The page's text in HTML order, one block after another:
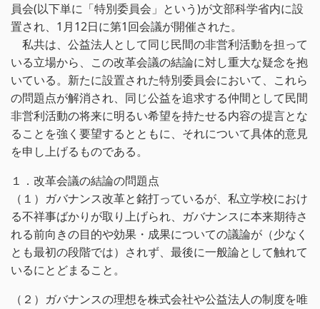
員会(以下単に「特別委員会」という)が文部科学省内に設
置され、1月12日に第1回会議が開催された。
私共は、公益法人として同じ民間の非営利活動を担って
いる立場から、この改革会議の結論に対し重大な疑念を抱
いている。新たに設置された特別委員会において、これら
の問題点が解消され、同じ公益を追求する仲間として民間
非営利活動の将来に明るい希望を持たせる内容の提言とな
ることを強く要望するとともに、それについて具体的意見
を申し上げるものである。
１．改革会議の結論の問題点
（１）ガバナンス改革と銘打っているが、私立学校におけ
る不祥事ばかりが取り上げられ、ガバナンスに本来期待さ
れる前向きの目的や効果・成果についての議論が（少なく
とも最初の段階では）されず、最後に一般論として触れて
いるにとどまること。
（２）ガバナンスの理想を株式会社や公益法人の制度を唯